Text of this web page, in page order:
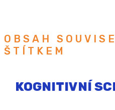
OBSAH
ŠTÍTKEM
KOGNITIVNÍ